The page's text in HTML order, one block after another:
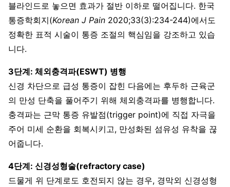
블라인드로 놓으면 효과가 절반 이하로 떨어집니다. 한국
통증학회지(Korean J Pain 2020;33(3):234-244)에서도
정확한 표적 시술이 통증 조절의 핵심임을 강조하고 있습
니다.
3단계: 체외충격파(ESWT) 병행
신경 차단으로 급성 통증이 잡힌 다음에는 후두하 근육군
의 만성 단축을 풀어주기 위해 체외충격파를 병행합니다.
충격파는 근막 통증 유발점(trigger point)에 직접 자극을
주어 미세 순환을 회복시키고, 만성화된 섬유성 유착을 끊
어줍니다.
4단계: 신경성형술(refractory case)
드물게 위 단계로도 호전되지 않는 경우, 경막외 신경성형